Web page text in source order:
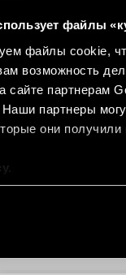
файлы
файлы cookie,
возможность
сайте партнерам
Наши партнеры
они получили
Тип 18.41
Type 18.41